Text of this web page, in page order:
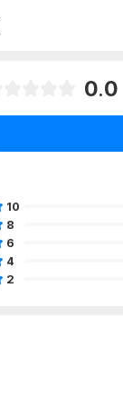
0.0
10
8
6
4
2